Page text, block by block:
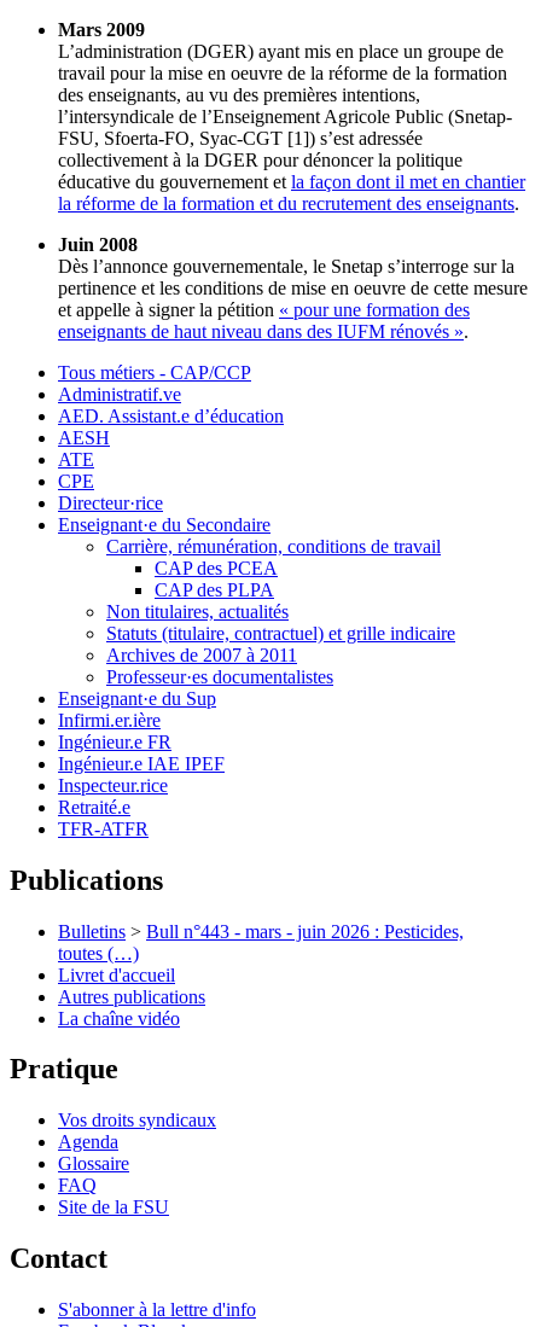
Mars 2009
L’administration (DGER) ayant mis en place un groupe de
travail pour la mise en oeuvre de la réforme de la formation
des enseignants, au vu des premières intentions,
l’intersyndicale de l’Enseignement Agricole Public (Snetap-
FSU, Sfoerta-FO, Syac-CGT [1]) s’est adressée
collectivement à la DGER pour dénoncer la politique
éducative du gouvernement et la façon dont il met en chantier
la réforme de la formation et du recrutement des enseignants.
Juin 2008
Dès l’annonce gouvernementale, le Snetap s’interroge sur la
pertinence et les conditions de mise en oeuvre de cette mesure
et appelle à signer la pétition « pour une formation des
enseignants de haut niveau dans des IUFM rénovés ».
Tous métiers - CAP/CCP
Administratif.ve
AED. Assistant.e d’éducation
AESH
ATE
CPE
Directeur·rice
Enseignant·e du Secondaire
Carrière, rémunération, conditions de travail
CAP des PCEA
CAP des PLPA
Non titulaires, actualités
Statuts (titulaire, contractuel) et grille indicaire
Archives de 2007 à 2011
Professeur·es documentalistes
Enseignant·e du Sup
Infirmi.er.ière
Ingénieur.e FR
Ingénieur.e IAE IPEF
Inspecteur.rice
Retraité.e
TFR-ATFR
Publications
Bulletins > Bull n°443 - mars - juin 2026 : Pesticides,
toutes (…)
Livret d'accueil
Autres publications
La chaîne vidéo
Pratique
Vos droits syndicaux
Agenda
Glossaire
FAQ
Site de la FSU
Contact
S'abonner à la lettre d'info